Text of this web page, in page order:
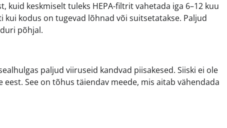
keskmiselt tuleks HEPA-filtrit vahetada iga 6–12 kuu
kodus on tugevad lõhnad või suitsetatakse. Paljud
põhjal.
paljud viiruseid kandvad piisakesed. Siiski ei ole
See on tõhus täiendav meede, mis aitab vähendada